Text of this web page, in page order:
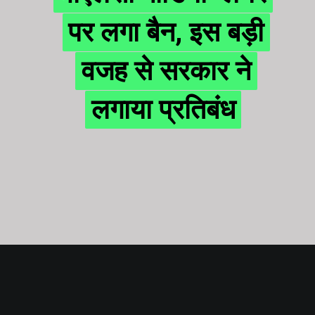
पर लगा बैन, इस बड़ी
वजह से सरकार ने
लगाया प्रतिबंध
पर लगा बैन, इस बड़ी
वजह से सरकार ने
लगाया प्रतिबंध